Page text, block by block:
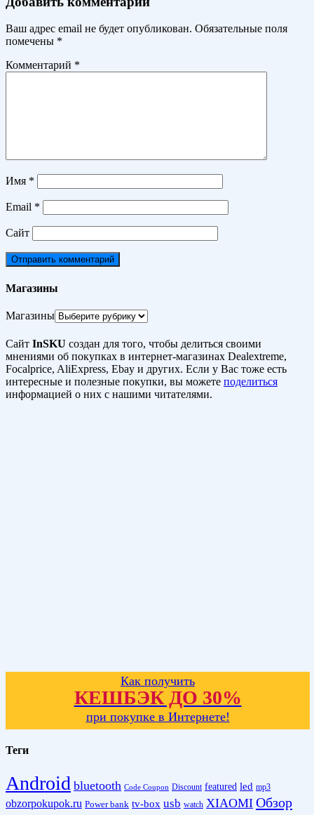
Ваш адрес email не будет опубликован. Обязательные поля
помечены *
Комментарий *
Имя *
Email *
Сайт
Магазины
Магазины
Сайт InSKU создан для того, чтобы делиться своими
мнениями об покупках в интернет-магазинах Dealextreme,
Focalprice, AliExpress, Ebay и других. Если у Вас тоже есть
интересные и полезные покупки, вы можете поделиться
информацией о них с нашими читателями.
Как получить
КЕШБЭК ДО 30%
при покупке в Интернете!
Теги
Android bluetooth Code Coupon Discount featured led mp3
obzorpokupok.ru Power bank tv-box usb watch XIAOMI Обзор